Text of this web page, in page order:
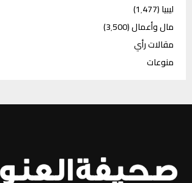
ليبيا(1٬477)
مال وأعمال(3٬500)
مقالات رأي
منوعات